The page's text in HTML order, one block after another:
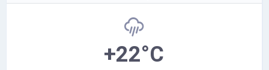
+22°C